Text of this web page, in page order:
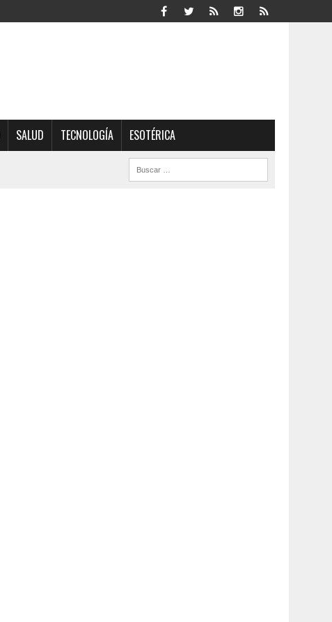
SALUD TECNOLOGÍA ESOTÉRICA